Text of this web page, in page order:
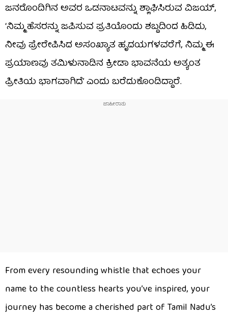
ಜನರೊಂದಿಗಿನ ಅವರ ಒಡನಾಟವನ್ನು ಶ್ಲಾಘಿಸಿರುವ ವಿಜಯ್,
‘ನಿಮ್ಮ ಹೆಸರನ್ನು ಜಪಿಸುವ ಪ್ರತಿಯೊಂದು ಶಬ್ದದಿಂದ ಹಿಡಿದು,
ನೀವು ಪ್ರೇರೇಪಿಸಿದ ಅಸಂಖ್ಯಾತ ಹೃದಯಗಳವರೆಗೆ, ನಿಮ್ಮ ಈ
ಪ್ರಯಾಣವು ತಮಿಳುನಾಡಿನ ಕ್ರೀಡಾ ಭಾವನೆಯ ಅತ್ಯಂತ
ಪ್ರೀತಿಯ ಭಾಗವಾಗಿದೆ’ ಎಂದು ಬರೆದುಕೊಂಡಿದ್ದಾರೆ.
From every resounding whistle that echoes your
name to the countless hearts you’ve inspired, your
journey has become a cherished part of Tamil Nadu’s